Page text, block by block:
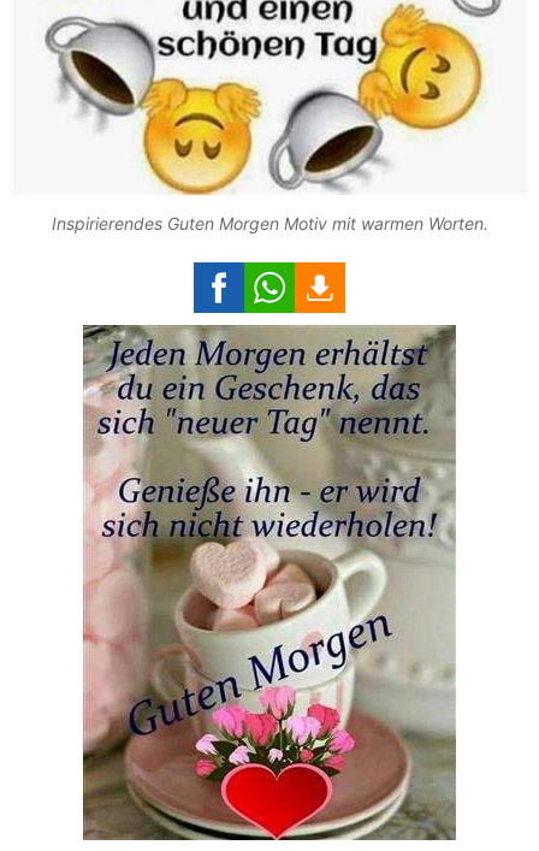
Inspirierendes Guten Morgen Motiv mit warmen Worten.